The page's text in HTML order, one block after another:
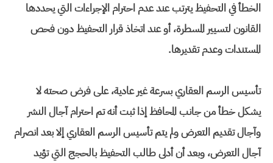
الخطأ في التحفيظ يترتب عند عدم احترام الإجراءات التي يحددها
القانون لتسيير المسطرة، أو عند اتخاذ قرار التحفيظ دون فحص
المستندات وعدم تقديرها.
تأسيس الرسم العقاري بسرعة غير عادية، على فرض صحته لا
يشكل خطأ من جانب المحافظ إذا ثبت أنه تم احترام آجال النشر
وآجال تقديم التعرض ولم يتم تأسيس الرسم العقاري إلا بعد انصرام
آجال التعرض، وبعد أن أدلى طالب التحفيظ بالحجج التي تؤيد